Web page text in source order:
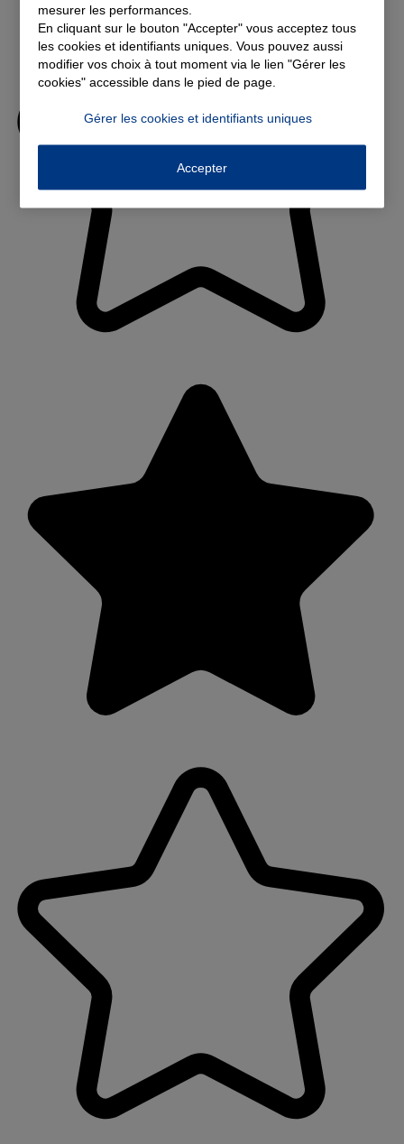
mesurer les performances.
En cliquant sur le bouton "Accepter" vous acceptez tous
les cookies et identifiants uniques. Vous pouvez aussi
modifier vos choix à tout moment via le lien "Gérer les
cookies" accessible dans le pied de page.
Gérer les cookies et identifiants uniques
Accepter